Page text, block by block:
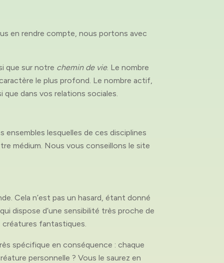
en rendre compte, nous portons avec
que sur notre chemin de vie. Le nombre
le plus profond. Le nombre actif,
dans vos relations sociales.
lesquelles de ces disciplines
médium. Nous vous conseillons le site
Cela n’est pas un hasard, étant donné
dispose d’une sensibilité très proche de
créatures fantastiques.
spécifique en conséquence : chaque
personnelle ? Vous le saurez en